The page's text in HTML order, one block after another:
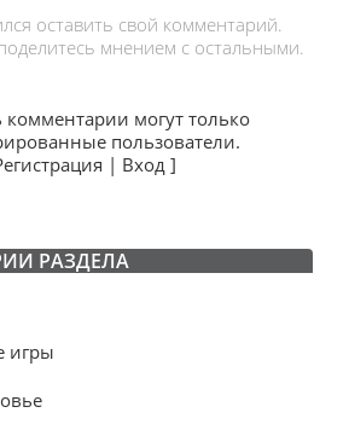
оставить свой комментарий.
мнением с остальными.
комментарии могут только
пользователи.
| Вход]
РАЗДЕЛА
игры